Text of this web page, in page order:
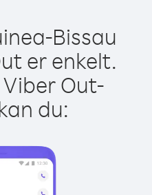
Bissau
er enkelt.
Out-
du: